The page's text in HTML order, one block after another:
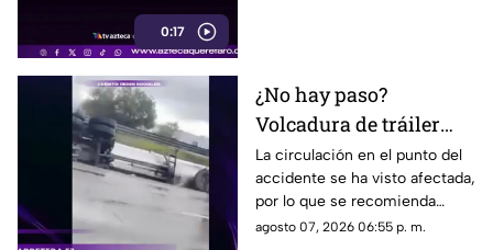
0:17
¿No hay paso?
Volcadura de tráiler
colapsa este punto de la
carretera 57
La circulación en el punto del
accidente se ha visto afectada,
por lo que se recomienda
considerar tiempos de
agosto 07, 2026 06:55 p. m.